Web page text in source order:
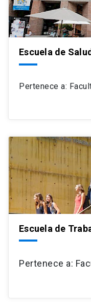
Escuela de
Pertenece a:
Escuela de
Pertenece a: